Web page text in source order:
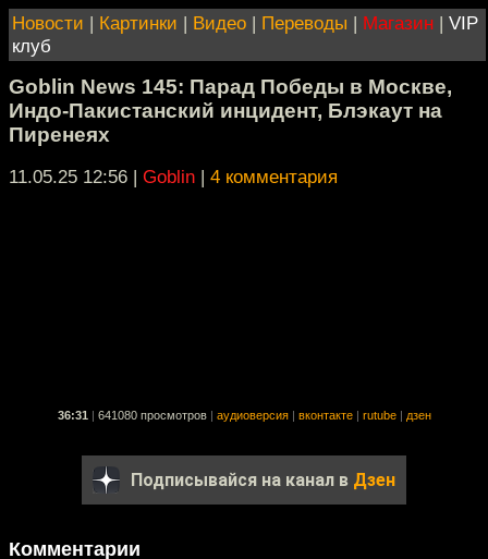
Новости | Картинки | Видео | Переводы | Магазин | VIP
клуб
Goblin News 145: Парад Победы в Москве,
Индо-Пакистанский инцидент, Блэкаут на
Пиренеях
11.05.25 12:56 | Goblin | 4 комментария
36:31 641080 просмотров аудиоверсия вконтакте rutube дзен
Подписывайся на канал в Дзен
Комментарии